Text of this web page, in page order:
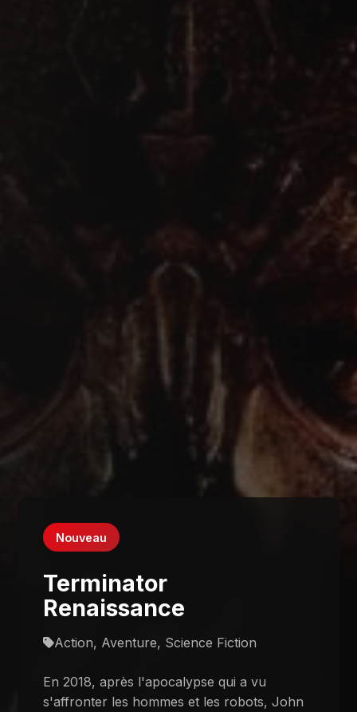
Nouveau
Terminator
Renaissance
Action, Aventure, Science Fiction
En 2018, après l'apocalypse qui a vu
s'affronter les hommes et les robots, John